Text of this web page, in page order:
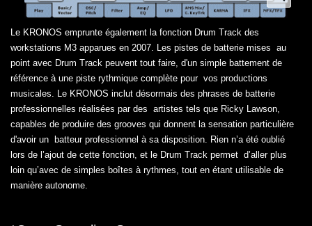
Le KRONOS emprunte également la fonction Drum Track des
workstations M3 apparues en 2007. Les pistes de batterie mises au
point avec Drum Track peuvent tout faire, d'un simple battement de
référence à une piste rythmique complète pour vos productions
musicales. Le KRONOS inclut désormais des phrases de batterie
professionnelles réalisées par des artistes tels que Ricky Lawson,
capables de produire des grooves qui donnent la sensation particulière
d'avoir un batteur professionnel à sa disposition. Rien n’a été oublié
lors de l’ajout de cette fonction, et le Drum Track permet d’aller plus
loin qu’avec de simples boîtes à rythmes, tout en étant utilisable de
manière autonome.